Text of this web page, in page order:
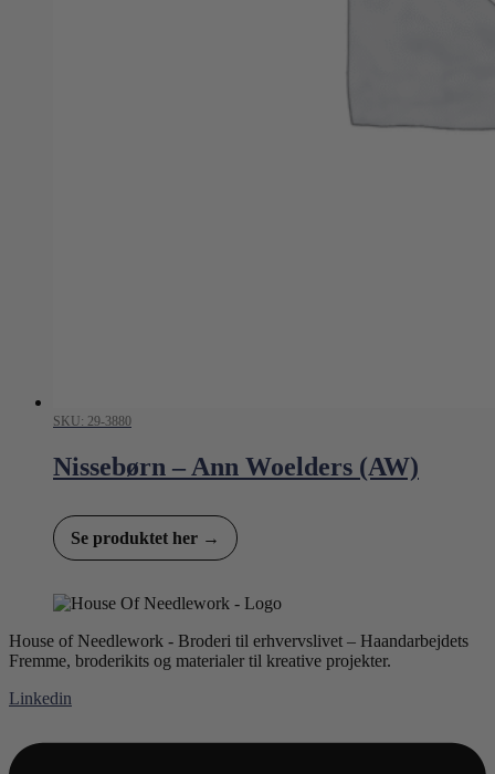
SKU: 29-3880
Nissebørn – Ann Woelders (AW)
Se produktet her →
House of Needlework - Broderi til erhvervslivet – Haandarbejdets
Fremme, broderikits og materialer til kreative projekter.
Linkedin